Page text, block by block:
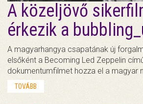
A közeljövő
érkezik a
A magyarhangya csapatának új
elsőként a Becoming Led Zeppelin
dokumentumfilmet hozza el a magyar
TOVÁBB